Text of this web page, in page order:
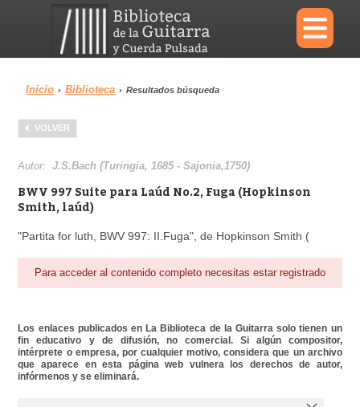
×
Menu
Biblioteca Diccionario
Área personal Reproductor
Inicio › Biblioteca › Resultados búsqueda
VOLVER
Autor:J.S.Bach (Turingia, 1685 - Sajonia,1750)
BWV 997 Suite para Laúd No.2, Fuga (Hopkinson
Smith, laúd)
"Partita for luth, BWV 997: II.Fuga", de Hopkinson Smith (
Para acceder al contenido completo necesitas estar registrado
Los enlaces publicados en La Biblioteca de la Guitarra solo tienen un
fin educativo y de difusión, no comercial. Si algún compositor,
intérprete o empresa, por cualquier motivo, considera que un archivo
que aparece en esta página web vulnera los derechos de autor,
infórmenos y se eliminará.